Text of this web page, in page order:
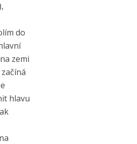
do
zemi
hlavu